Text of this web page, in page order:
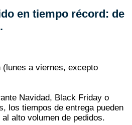
en tiempo récord: de
(lunes a viernes, excepto
Navidad, Black Friday o
los tiempos de entrega pueden
alto volumen de pedidos.